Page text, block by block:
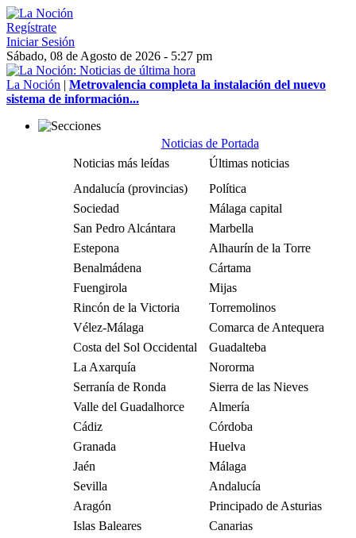
Regístrate
Iniciar Sesión
Sábado, 08 de Agosto de 2026 - 5:27 pm
La Noción | Metrovalencia completa la instalación del nuevo
sistema de información...
Noticias de Portada
Noticias más leídas
Últimas noticias
Andalucía (provincias)
Política
Sociedad
Málaga capital
San Pedro Alcántara
Marbella
Estepona
Alhaurín de la Torre
Benalmádena
Cártama
Fuengirola
Mijas
Rincón de la Victoria
Torremolinos
Vélez-Málaga
Comarca de Antequera
Costa del Sol Occidental
Guadalteba
La Axarquía
Nororma
Serranía de Ronda
Sierra de las Nieves
Valle del Guadalhorce
Almería
Cádiz
Córdoba
Granada
Huelva
Jaén
Málaga
Sevilla
Andalucía
Aragón
Principado de Asturias
Islas Baleares
Canarias